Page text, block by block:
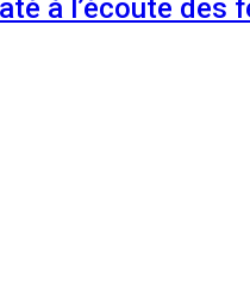
à l’écoute des